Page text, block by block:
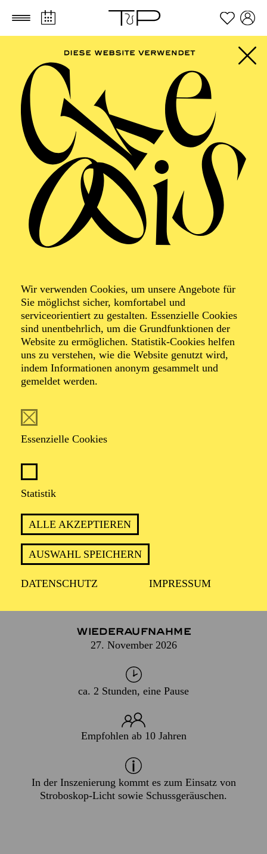
Zum Hauptinhalt springen Zum Footer springen
Wir verwenden Cookies, um unsere Angebote für
Sie möglichst sicher, komfortabel und
serviceorientiert zu gestalten. Essenzielle Cookies
sind unentbehrlich, um die Grundfunktionen der
Website zu ermöglichen. Statistik-Cookies helfen
uns zu verstehen, wie die Website genutzt wird,
indem Informationen anonym gesammelt und
gemeldet werden.
Essenzielle Cookies
Statistik
ALLE AKZEPTIEREN
AUSWAHL SPEICHERN
DATENSCHUTZ IMPRESSUM
AALTO BALLETT
Tanz­hommage an
Queen
Tanzstück von Ben Van Cauwenbergh
Musik von Queen
ERLEBEN SIE HITS WIE „WE WILL
UND „BOHEMIAN RHAPSODY“ MIT
AUGEN UND OHREN NEU!
PREMIERE
WIEDERAUFNAHME
27. November 2026
ca. 2 Stunden, eine Pause
Empfohlen ab 10 Jahren
In der Inszenierung kommt es zum Einsatz von
Stroboskop-Licht sowie Schussgeräuschen.